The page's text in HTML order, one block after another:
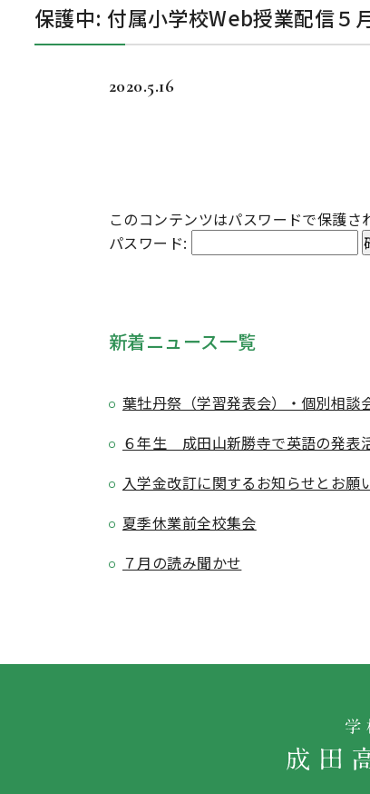
保護中: 付属小学校Web授業配信５
2020.5.16
このコンテンツはパスワードで保護さ
パスワード:
新着ニュース一覧
葉牡丹祭（学習発表会）・個別相談
６年生 成田山新勝寺で英語の発表
入学金改訂に関するお知らせとお願
夏季休業前全校集会
７月の読み聞かせ